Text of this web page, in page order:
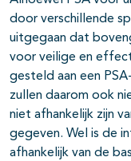
door verschillende
uitgegaan dat
voor veilige en
gesteld aan een
zullen daarom ook
niet afhankelijk zijn
gegeven. Wel is de
afhankelijk van de